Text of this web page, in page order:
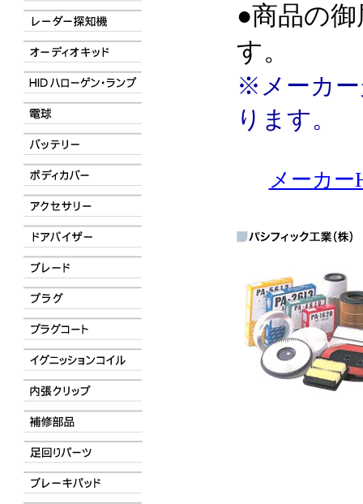
●商品の
す。
※メーカー
ります。
メーカー